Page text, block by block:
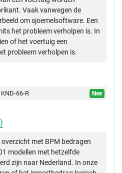
Vaak vanwegen de
om sjoemelsoftware. Een
het probleem verholpen is. In
of het voertuig een
probleem verholpen is.
66-R
Nee
met BPM bedragen
modellen met hetzelfde
zijn naar Nederland. In onze